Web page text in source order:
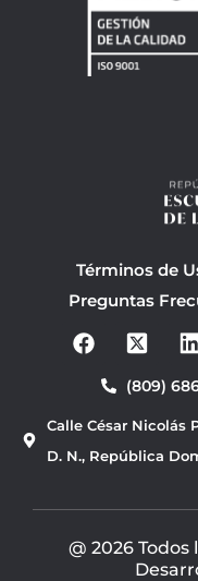
Términos de
Preguntas
F
a
b
o
o
(809)
Calle César Nicolás
D. N., República
@ 2026